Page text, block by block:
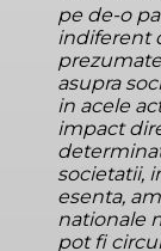
pe de-o
indiferent
asupra
in acele
impact
societatii,
esenta,
nationale
pot fi